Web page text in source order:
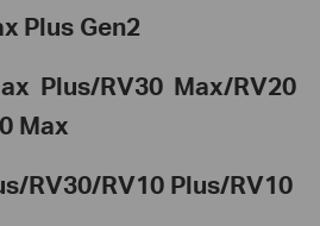
Plus Gen2
Plus/RV30 Max/RV20
Max
RV30/RV10 Plus/RV10